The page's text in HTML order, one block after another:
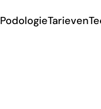
PodologieTarieven